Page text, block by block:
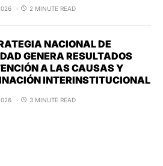
2 MINUTE READ
NACIONAL DE
GENERA RESULTADOS
A LAS CAUSAS Y
INTERINSTITUCIONAL
3 MINUTE READ